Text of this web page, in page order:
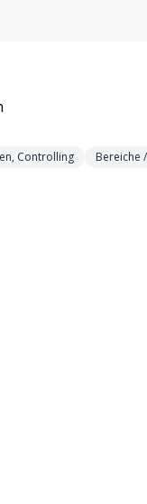
Controlling
Bereiche